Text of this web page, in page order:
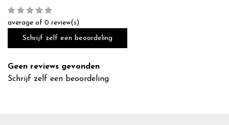
average of 0 review(s)
Schrijf zelf een beoordeling
Geen reviews gevonden
Schrijf zelf een beoordeling